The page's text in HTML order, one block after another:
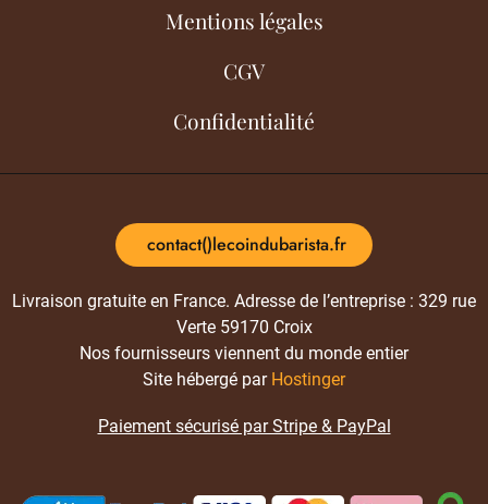
Mentions légales
CGV
Confidentialité
contact()lecoindubarista.fr
Livraison gratuite en France. Adresse de l’entreprise : 329 rue
Verte 59170 Croix
Nos fournisseurs viennent du monde entier
Site hébergé par Hostinger
Paiement sécurisé par Stripe & PayPal